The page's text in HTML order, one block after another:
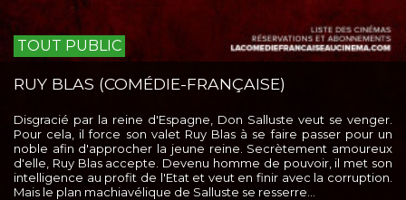
TOUT PUBLIC
RUY BLAS (COMÉDIE-FRANÇAISE)
Disgracié par la reine d'Espagne, Don Salluste veut se venger.
Pour cela, il force son valet Ruy Blas à se faire passer pour un
noble afin d'approcher la jeune reine. Secrètement amoureux
d'elle, Ruy Blas accepte. Devenu homme de pouvoir, il met son
intelligence au profit de l'Etat et veut en finir avec la corruption.
Mais le plan machiavélique de Salluste se resserre…